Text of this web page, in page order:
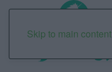
Skip to main content